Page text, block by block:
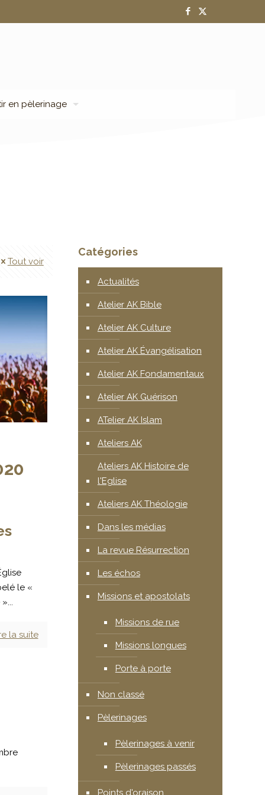
en pèlerinage
Tout voir
le «
la suite
Catégories
Actualités
Atelier AK Bible
Atelier AK Culture
Atelier AK Évangélisation
Atelier AK Fondamentaux
Atelier AK Guérison
ATelier AK Islam
Ateliers AK
Ateliers AK Histoire de
l'Eglise
Ateliers AK Théologie
Dans les médias
La revue Résurrection
Les échos
Missions et apostolats
Missions de rue
Missions longues
Porte à porte
Non classé
Pèlerinages
Pèlerinages à venir
Pèlerinages passés
Points d'oraison